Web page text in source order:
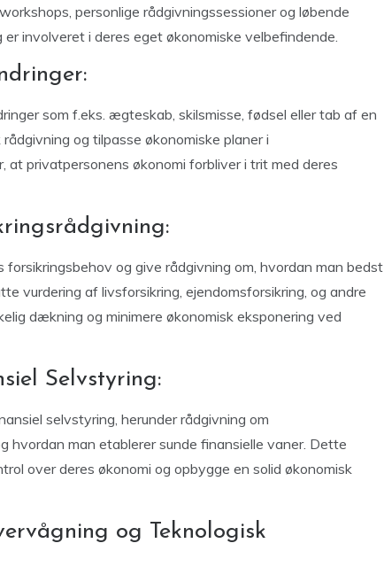
personlige rådgivningssessioner og løbende
involveret i deres eget økonomiske velbefindende.
som f.eks. ægteskab, skilsmisse, fødsel eller tab af en
og tilpasse økonomiske planer i
at privatpersonens økonomi forbliver i trit med deres
forsikringsbehov og give rådgivning om, hvordan man bedst
vurdering af livsforsikring, ejendomsforsikring, og andre
dækning og minimere økonomisk eksponering ved
Selvstyring:
selvstyring, herunder rådgivning om
hvordan man etablerer sunde finansielle vaner. Dette
over deres økonomi og opbygge en solid økonomisk
og Teknologisk